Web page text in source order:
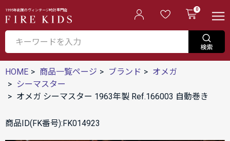
1995年創業のヴィンテージ時計専門店 0
HOME 商品一覧ページ ブランド
オメガ
シーマスター
オメガ シーマスター 1963年製 Ref.166003 自動巻き
商品ID(FK番号):FK014923